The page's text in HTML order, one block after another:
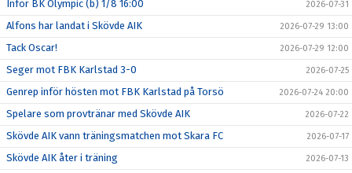
Inför BK Olympic (b) 1/8 16:00 2026-07-31
Alfons har landat i Skövde AIK 2026-07-29 13:00
Tack Oscar! 2026-07-29 12:00
Seger mot FBK Karlstad 3-0 2026-07-25
Genrep inför hösten mot FBK Karlstad på Torsö 2026-07-24 20:00
Spelare som provtränar med Skövde AIK 2026-07-22
Skövde AIK vann träningsmatchen mot Skara FC 2026-07-17
Skövde AIK åter i träning 2026-07-13